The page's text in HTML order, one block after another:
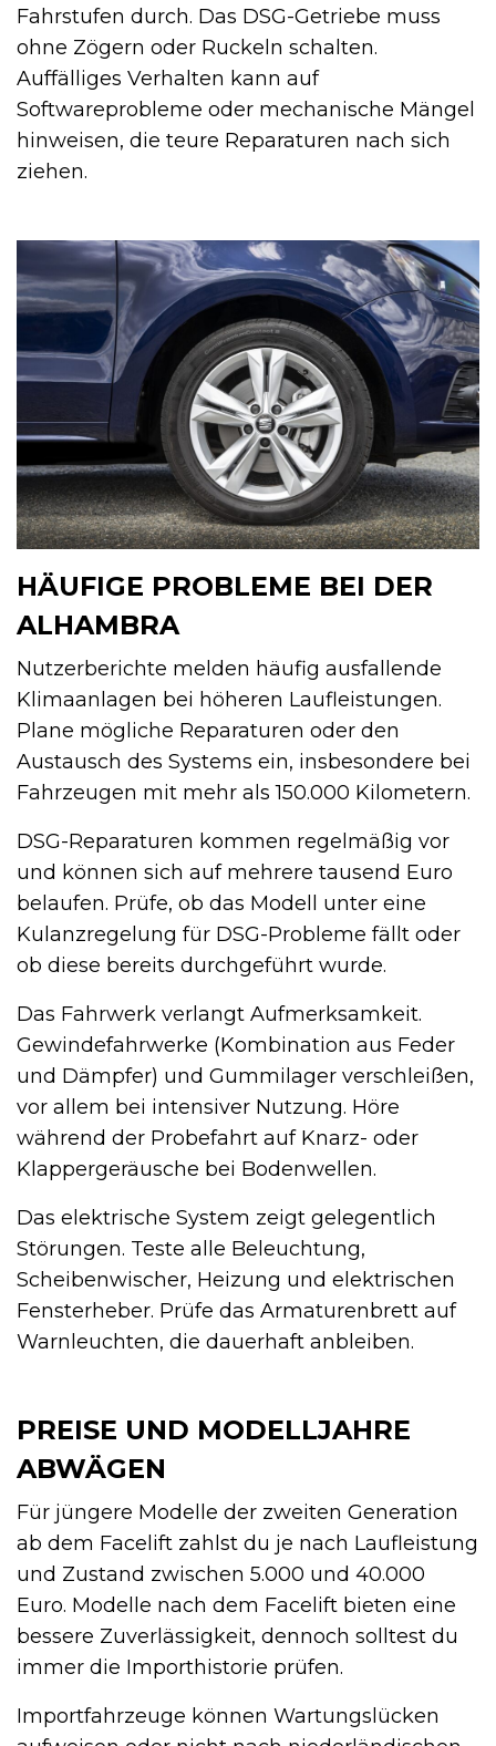
Fahrstufen durch. Das DSG-Getriebe muss
ohne Zögern oder Ruckeln schalten.
Auffälliges Verhalten kann auf
Softwareprobleme oder mechanische Mängel
hinweisen, die teure Reparaturen nach sich
ziehen.
HÄUFIGE PROBLEME BEI DER
ALHAMBRA
Nutzerberichte melden häufig ausfallende
Klimaanlagen bei höheren Laufleistungen.
Plane mögliche Reparaturen oder den
Austausch des Systems ein, insbesondere bei
Fahrzeugen mit mehr als 150.000 Kilometern.
DSG-Reparaturen kommen regelmäßig vor
und können sich auf mehrere tausend Euro
belaufen. Prüfe, ob das Modell unter eine
Kulanzregelung für DSG-Probleme fällt oder
ob diese bereits durchgeführt wurde.
Das Fahrwerk verlangt Aufmerksamkeit.
Gewindefahrwerke (Kombination aus Feder
und Dämpfer) und Gummilager verschleißen,
vor allem bei intensiver Nutzung. Höre
während der Probefahrt auf Knarz- oder
Klappergeräusche bei Bodenwellen.
Das elektrische System zeigt gelegentlich
Störungen. Teste alle Beleuchtung,
Scheibenwischer, Heizung und elektrischen
Fensterheber. Prüfe das Armaturenbrett auf
Warnleuchten, die dauerhaft anbleiben.
PREISE UND MODELLJAHRE
ABWÄGEN
Für jüngere Modelle der zweiten Generation
ab dem Facelift zahlst du je nach Laufleistung
und Zustand zwischen 5.000 und 40.000
Euro. Modelle nach dem Facelift bieten eine
bessere Zuverlässigkeit, dennoch solltest du
immer die Importhistorie prüfen.
Importfahrzeuge können Wartungslücken